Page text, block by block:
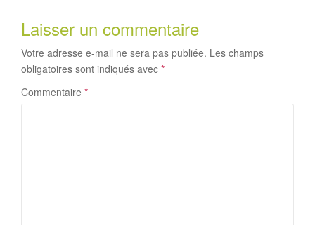
Laisser un commentaire
Votre adresse e-mail ne sera pas publiée. Les champs
obligatoires sont indiqués avec *
Commentaire *